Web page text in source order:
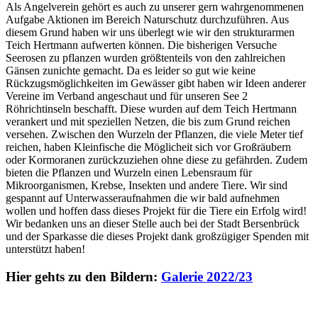
Als Angelverein gehört es auch zu unserer gern wahrgenommenen
Aufgabe Aktionen im Bereich Naturschutz durchzuführen. Aus
diesem Grund haben wir uns überlegt wie wir den strukturarmen
Teich Hertmann aufwerten können. Die bisherigen Versuche
Seerosen zu pflanzen wurden größtenteils von den zahlreichen
Gänsen zunichte gemacht. Da es leider so gut wie keine
Rückzugsmöglichkeiten im Gewässer gibt haben wir Ideen anderer
Vereine im Verband angeschaut und für unseren See 2
Röhrichtinseln beschafft. Diese wurden auf dem Teich Hertmann
verankert und mit speziellen Netzen, die bis zum Grund reichen
versehen. Zwischen den Wurzeln der Pflanzen, die viele Meter tief
reichen, haben Kleinfische die Möglicheit sich vor Großräubern
oder Kormoranen zurückzuziehen ohne diese zu gefährden. Zudem
bieten die Pflanzen und Wurzeln einen Lebensraum für
Mikroorganismen, Krebse, Insekten und andere Tiere. Wir sind
gespannt auf Unterwasseraufnahmen die wir bald aufnehmen
wollen und hoffen dass dieses Projekt für die Tiere ein Erfolg wird!
Wir bedanken uns an dieser Stelle auch bei der Stadt Bersenbrück
und der Sparkasse die dieses Projekt dank großzügiger Spenden mit
unterstützt haben!
Hier gehts zu den Bildern: Galerie 2022/23